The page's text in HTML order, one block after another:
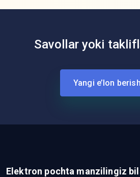
Savollar yoki
Yangi e’lon berish
Elektron pochta manzilingiz